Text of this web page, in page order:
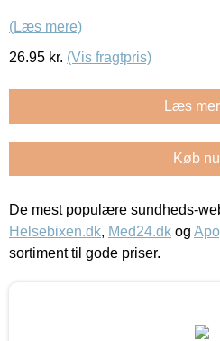
(Læs mere)
26.95 kr. (Vis fragtpris)
Læs
Køb
De mest populære sundheds-
Helsebixen.dk, Med24.dk og
sortiment til gode priser.